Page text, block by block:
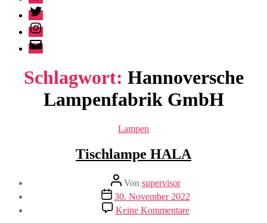
Twitter
Instagram
E-
Mail
Schlagwort: Hannoversche
Lampenfabrik GmbH
Kategorien
Lampen
Tischlampe HALA
Beitragsautor
Von supervisor
Veröffentlichungsdatum
30. November 2022
Keine Kommentarezu
Tischlampe